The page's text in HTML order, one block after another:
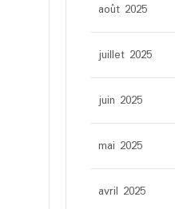
août 2025
juillet 2025
juin 2025
mai 2025
avril 2025